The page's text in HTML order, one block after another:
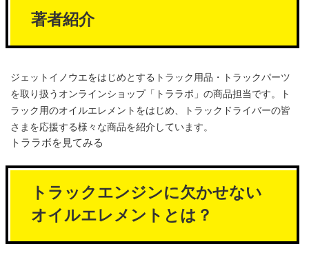
著者紹介
ジェットイノウエをはじめとするトラック用品・トラックパーツ
を取り扱うオンラインショップ「トララボ」の商品担当です。ト
ラック用のオイルエレメントをはじめ、トラックドライバーの皆
さまを応援する様々な商品を紹介しています。
トララボを見てみる
トラックエンジンに欠かせない
オイルエレメントとは？